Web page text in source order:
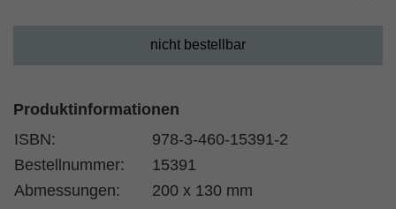
nicht bestellbar
Produktinformationen
ISBN:
978-3-460-15391-2
Bestellnummer:
15391
Abmessungen:
200 x 130 mm